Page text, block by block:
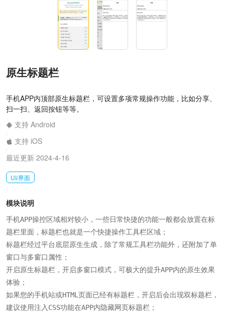
原生标题栏
手机APP内顶部原生标题栏，可设置多项常规操作功能，比如分享、
扫一扫、返回按钮等等。
支持 Android
支持 iOS
最近更新 2024-4-16
UI/界面
模块说明
手机APP操控区域相对较小，一些日常快捷的功能一般都会放置在标
题栏里面，标题栏也就是一个快捷操作工具栏区域；
标题栏经过平台底层原生生成，除了常规工具栏功能外，还附加了单
窗口与多窗口属性；
开启原生标题栏，开启多窗口模式，可极大的提升APP内的原生效果
体验；
如果您的手机站或HTML页面已经有标题栏，开启后会出现双标题栏，
建议使用注入CSS功能在APP内隐藏网页标题栏；